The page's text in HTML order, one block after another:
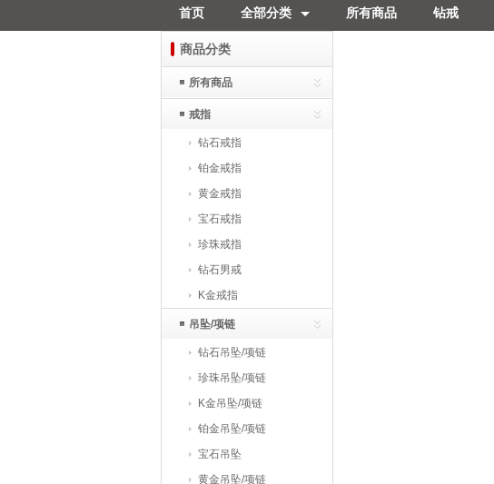
首页 全部分类 所有商品 钻戒
商品分类
所有商品
戒指
钻石戒指
铂金戒指
黄金戒指
宝石戒指
珍珠戒指
钻石男戒
K金戒指
吊坠/项链
钻石吊坠/项链
珍珠吊坠/项链
K金吊坠/项链
铂金吊坠/项链
宝石吊坠
黄金吊坠/项链